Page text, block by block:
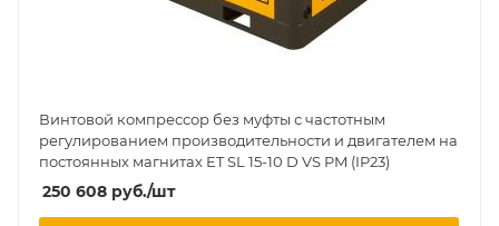
Винтовой компрессор без муфты с частотным
регулированием производительности и двигателем на
постоянных магнитах ET SL 15-10 D VS PM (IP23)
250 608 руб./шт